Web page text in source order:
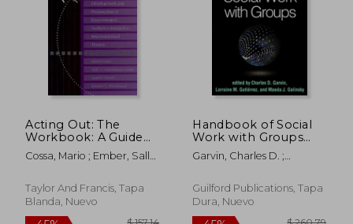
40%
dcto. $ 34.74
45%
dcto.
Acting Out: The
Workbook: A Guide
to the Development
and Presentation of
Audience- Interactive,
Improvisational
Cossa, Mario ; Ember, Sally
Taylor And Francis, Tapa
Blanda, Nuevo
Handbook of Social
Work with Groups
(en Inglés)
Garvin, Charles D. ;
Galinsky, Maeda J.
Guilford Publications, Tapa
Dura, Nuevo